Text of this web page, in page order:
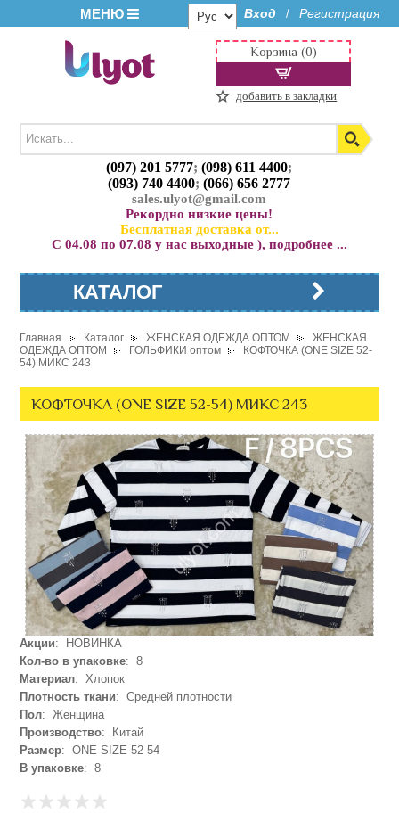
МЕНЮ Вход / Регистрация
(097) 201 5777;(098) 611 4400;
(093) 740 4400;(066) 656 2777
sales.ulyot@gmail.com
Рекордно низкие цены!
Бесплатная доставка от...
С 04.08 по 07.08 у нас выходные ), подробнее ...
Корзина (0)
добавить в закладки
КАТАЛОГ
Главная Каталог ЖЕНСКАЯ ОДЕЖДА ОПТОМ
ЖЕНСКАЯ
ОДЕЖДА ОПТОМ
ГОЛЬФИКИ оптом
КОФТОЧКА (ONE SIZE 52-
54) МИКС 243
КОФТОЧКА (ONE SIZE 52-54) МИКС 243
Акции: НОВИНКА
Кол-во в упаковке: 8
Материал: Хлопок
Плотность ткани: Средней плотности
Пол: Женщина
Производство: Китай
Размер: ONE SIZE 52-54
В упаковке: 8